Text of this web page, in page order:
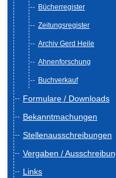
Bücherregister
Zeitungsregister
Archiv Gerd Heile
Ahnenforschung
Buchverkauf
Formulare / Downloads
Bekanntmachungen
Stellenausschreibungen
Vergaben /
Links